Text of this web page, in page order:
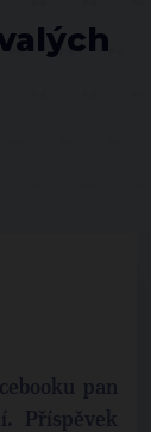
pan
Příspěvek